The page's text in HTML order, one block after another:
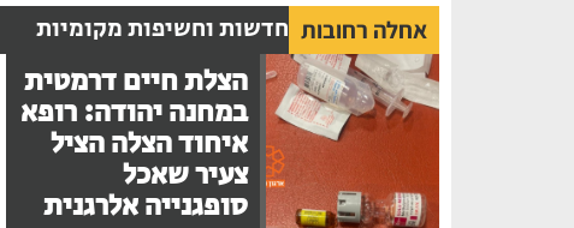
אחלה רחובות חדשות וחשיפות מקומיות
הצלת חיים דרמטית
במחנה יהודה: רופא
איחוד הצלה הציל
צעיר שאכל
סופגנייה אלרגנית